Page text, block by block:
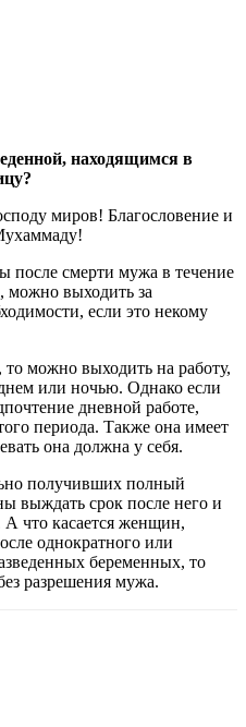
находящимся в
миров! Благословение и
смерти мужа в течение
можно выходить за
если это некому
то можно выходить на работу,
или ночью. Однако если
дневной работе,
периода. Также она имеет
она должна у себя.
получивших полный
выждать срок после него и
А что касается женщин,
однократного или
беременных, то
разрешения мужа.